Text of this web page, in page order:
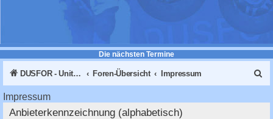
Die nächsten Termine
DUSFOR - United Sk8 Nations :: Inline skaten in Düsseldorf Foren-Übersicht Impressum
Impressum
Anbieterkennzeichnung (alphabetisch)